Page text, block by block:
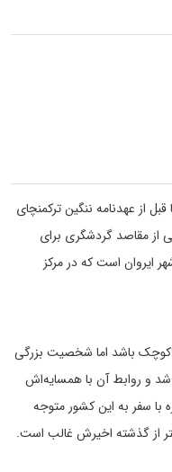
از عهدنامه ننگین ترکمنچای
از مقاصد گردشگری برای
ایروان است که در مرکز
باشد اما شخصیت بزرگی
دچار مشکلاتی شد و روابط آن با همسایه‌اش
با سفر به این کشور متوجه
از گذشته اخیرش غالب است.